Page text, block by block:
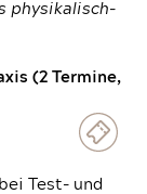
physikalisch-
(2 Termine,
Test- und